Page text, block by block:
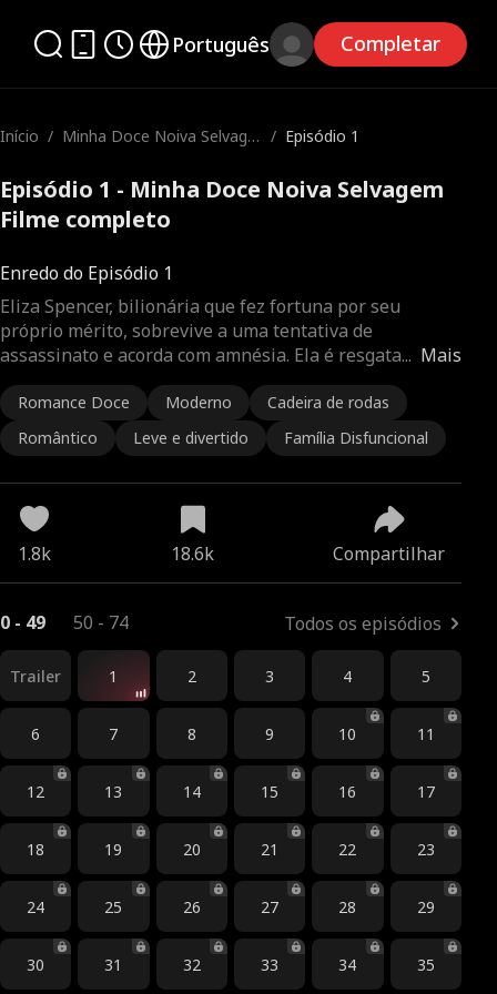
Português Completar
Início / Minha Doce Noiva Selvage
/ Episódio 1
Episódio 1 - Minha Doce Noiva Selvagem
Filme completo
Enredo do Episódio 1
Mais
Eliza Spencer, bilionária que fez fortuna por seu
próprio mérito, sobrevive a uma tentativa de
assassinato e acorda com amnésia. Ela é resgata...
Romance Doce Moderno
Cadeira de rodas
Romântico
Leve e divertido Família Disfuncional
1.8k 18.6k Compartilhar
0 - 49 50 - 74 Todos os episódios
Trailer 1 2 3 4 5
6 7 8 9 10 11
12 13 14 15 16 17
18 19 20 21 22 23
24 25 26 27 28 29
30 31 32 33 34 35